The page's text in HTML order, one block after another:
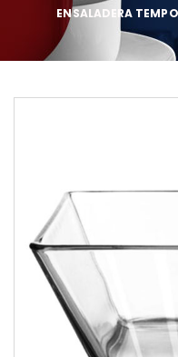
ENSALADERA